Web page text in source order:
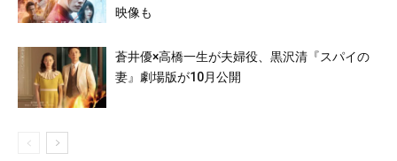
映像も
蒼井優×高橋一生が夫婦役、黒沢清『スパイの
妻』劇場版が10月公開